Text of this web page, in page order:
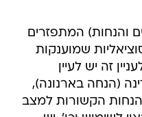
והנחות) המתפזרים
שמוענקות
זה יש לעיין
(הנחה בארנונה),
הנחות הקשורות למצב